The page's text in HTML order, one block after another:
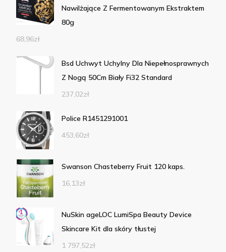
Nawilżające Z Fermentowanym Ekstraktem
80g
68,96zł
Bsd Uchwyt Uchylny Dla Niepełnosprawnych
Z Nogą 50Cm Biały Fi32 Standard
237,02zł
Police R1451291001
453,60zł
Swanson Chasteberry Fruit 120 kaps.
16,13zł
NuSkin ageLOC LumiSpa Beauty Device
Skincare Kit dla skóry tłustej
1 797,52zł